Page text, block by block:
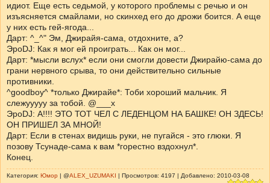
идиот. Еще есть седьмой, у которого проблемы с речью и он
изъясняется смайлами, но скинхед его до дрожи боится. А еще
у них есть гей-ягода...
Дарт: ^_^" Эм, Джирайя-сама, отдохните, а?
ЭроDJ: Как я мог ей проиграть... Как он мог...
Дарт: *мысли вслух* если они смогли довести Джирайю-сама до
грани нервного срыва, то они действительно сильные
противники.
^goodboy^ *только Джирайе*: Тоби хороший мальчик. Я
слежууууу за тобой. @___x
ЭроDJ: А!!!! ЭТО ТОТ ЧЕЛ С ЛЕДЕНЦОМ НА БАШКЕ! ОН ЗДЕСЬ!
ОН ПРИШЕЛ ЗА МНОЙ!
Дарт: Если в стенах видишь руки, не пугайся - это глюки. Я
позову Тсунаде-сама к вам *горестно вздохнул*.
Конец.
Категория: Юмор | @ALEX_UZUMAKI | Просмотров: 4197 | Добавлено: 2010-03-08